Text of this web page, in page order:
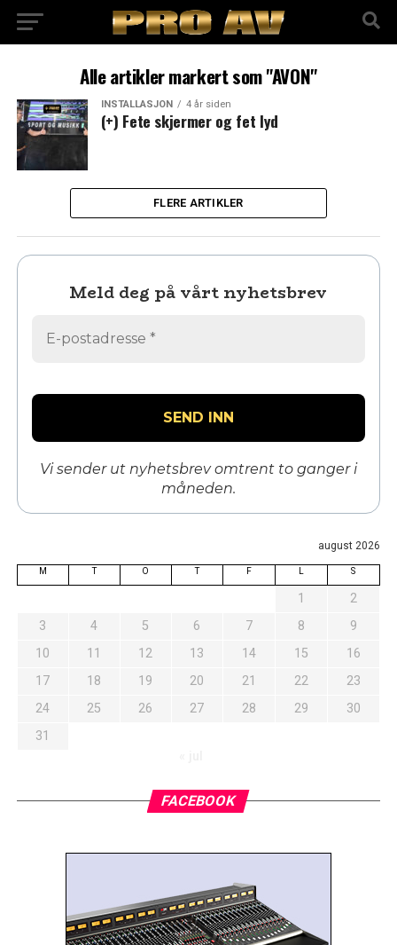
Alle artikler markert som "AVON"
INSTALLASJON 4 år siden
(+) Fete skjermer og fet lyd
FLERE ARTIKLER
Meld deg på vårt nyhetsbrev
Vi sender ut nyhetsbrev omtrent to ganger i
måneden.
august 2026
M T O T F S
1
2
3
4 5 6 7 8
9
10
11 12 13 14 15
16
17
18 19 20 21 22
23
24
25 26 27 28 29
30
31
FACEBOOK